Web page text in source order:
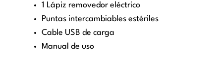
1 Lápiz removedor eléctrico
Puntas intercambiables estériles
Cable USB de carga
Manual de uso